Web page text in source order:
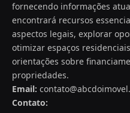
fornecendo informações
encontrará recursos
aspectos legais, explorar
otimizar espaços
orientações sobre
propriedades.
Email:
Contato: